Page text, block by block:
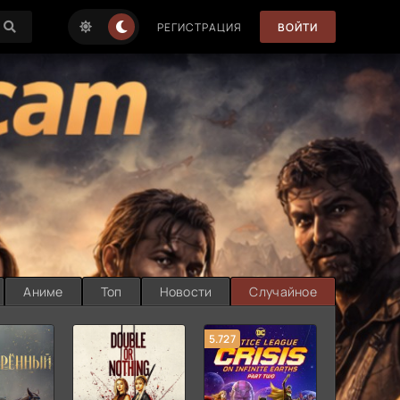
РЕГИСТРАЦИЯ ВОЙТИ
Аниме Топ Новости Случайное
5.727 8.889